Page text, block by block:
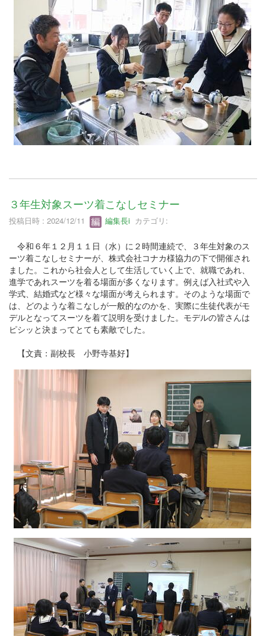
３年生対象スーツ着こなしセミナー
投稿日時 : 2024/12/11 編集長i カテゴリ:
令和６年１２月１１日（水）に２時間連続で、３年生対象のス
ーツ着こなしセミナーが、株式会社コナカ様協力の下で開催され
ました。これから社会人として生活していく上で、就職であれ、
進学であれスーツを着る場面が多くなります。例えば入社式や入
学式、結婚式など様々な場面が考えられます。そのような場面で
は、どのような着こなしが一般的なのかを、実際に生徒代表がモ
デルとなってスーツを着て説明を受けました。モデルの皆さんは
ピシッと決まってとても素敵でした。
【文責：副校長 小野寺基好】